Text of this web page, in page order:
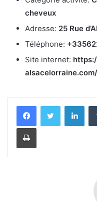
cheveux
Adresse: 25 Rue
Téléphone:
Site internet:
alsacelorraine.com/
Imprimer